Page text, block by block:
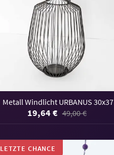
Metall Windlicht URBANUS 30x37
19,64 € 49,00 €
LETZTE CHANCE